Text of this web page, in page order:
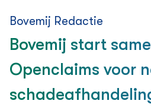
Bovemij Redactie
Bovemij start
Openclaims voor